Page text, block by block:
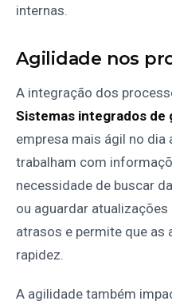
internas.
Agilidade nos
A integração dos
Sistemas integrados de
empresa mais ágil no dia
trabalham com
necessidade de buscar
ou aguardar
atrasos e permite que
rapidez.
A agilidade também